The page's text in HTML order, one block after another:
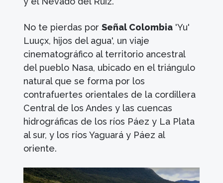
No te pierdas porSeñal Colombia 'Yu'
Luuçx, hijos del agua', un viaje
cinematográfico al territorio ancestral
del pueblo Nasa, ubicado en el triángulo
natural que se forma por los
contrafuertes orientales de la cordillera
Central de los Andes y las cuencas
hidrográficas de los ríos Páez y La Plata
al sur, y los ríos Yaguará y Páez al
oriente.